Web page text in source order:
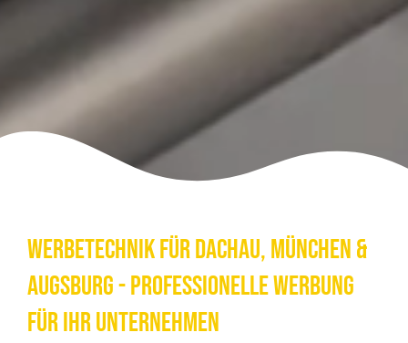
Werbetechnik FÜR DACHAU, MÜNCHEN &
AUGSBURG - Professionelle Werbung
für Ihr Unternehmen